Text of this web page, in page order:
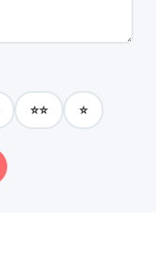
⭐⭐ ⭐